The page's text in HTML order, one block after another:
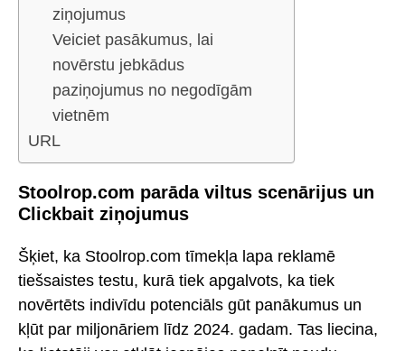
ziņojumus
Veiciet pasākumus, lai
novērstu jebkādus
paziņojumus no negodīgām
vietnēm
URL
Stoolrop.com parāda viltus scenārijus un
Clickbait ziņojumus
Šķiet, ka Stoolrop.com tīmekļa lapa reklamē
tiešsaistes testu, kurā tiek apgalvots, ka tiek
novērtēts indivīdu potenciāls gūt panākumus un
kļūt par miljonāriem līdz 2024. gadam. Tas liecina,